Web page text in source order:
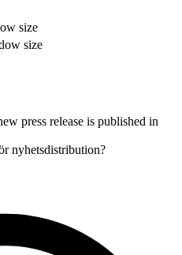
size
size
press release is published in
nyhetsdistribution?